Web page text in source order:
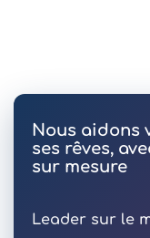
Nous aidons
ses rêves,
sur mesure
Leader sur le